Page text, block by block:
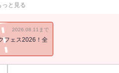
相手が欲しい・・・そんな気持ち
ったけど、メッセージのやりとり
た相手は、イケメン大学生・みさ
の欲しい言葉をくれ、寂しさを埋
っと見る
2026.08.11まで
フェス2026！全